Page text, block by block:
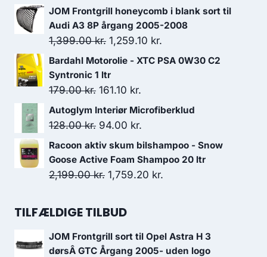
oprindelige
pris
var:
2,699.00 kr..
aktuelle
pris
2,334.00 kr..
JOM Frontgrill honeycomb i blank sort til
Audi A3 8P årgang 2005-2008
1,399.00kr. Den
oprindelige
pris
var:
1,399.00 kr..
1,259.10 kr.
aktuelle
1,259.10 kr..
Bardahl Motorolie - XTC PSA 0W30 C2
Syntronic 1 ltr
179.00kr. Den
oprindelige
pris
179.00 kr..
161.10 kr.
aktuelle
161.10 kr..
Autoglym Interiør Microfiberklud
128.00kr. Den
oprindelige
pris
var:
94.00 kr.
aktuelle
pris
er:
Racoon aktiv skum bilshampoo - Snow
Goose Active Foam Shampoo 20 ltr
2,199.00kr. Den
pris
2,199.00 kr..
1,759.20 kr.
1,759.20 kr..
TILFÆLDIGE TILBUD
JOM Frontgrill sort til Opel Astra H 3
dørsÂ GTC Årgang 2005- uden logo